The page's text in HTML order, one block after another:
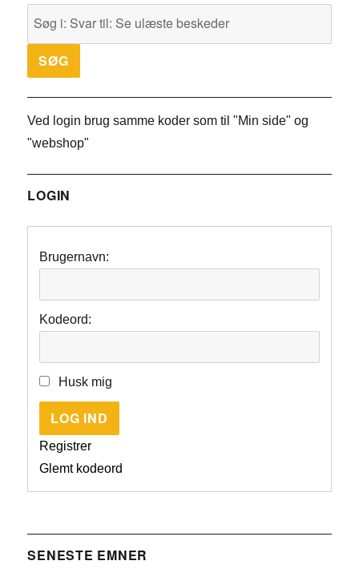
Ved login brug samme koder som til "Min side" og
"webshop"
LOGIN
Brugernavn:
Kodeord:
Husk mig
LOG IND
Registrer
Glemt kodeord
SENESTE EMNER